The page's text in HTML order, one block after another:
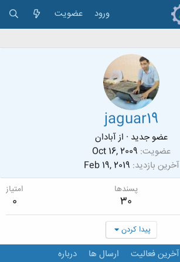
ورود عضویت
jaguar19
عضو جدید · ازآبادان
عضویت Oct 16, 2009
آخرین بازدید Feb 19, 2019
پسندها
30
امتیاز
0
پیدا کردن
آخرین فعالیت ارسال ها درباره